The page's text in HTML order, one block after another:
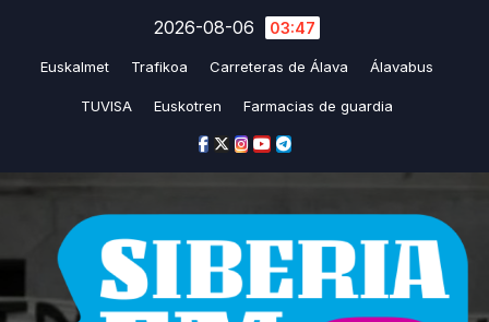
2026-08-06 03:47
Euskalmet Trafikoa Carreteras de Álava Álavabus
TUVISA Euskotren Farmacias de guardia